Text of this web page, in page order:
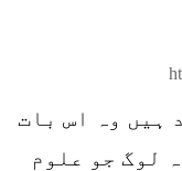
ہیں وہ اس بات
لوگ جو علوم